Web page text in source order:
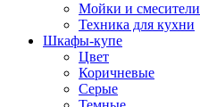
Мойки и смесители
Техника для кухни
Шкафы-купе
Цвет
Коричневые
Серые